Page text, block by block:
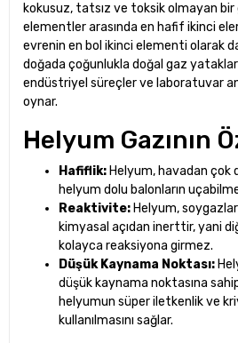
kokusuz, tatsız ve toksik olmayan bir
elementler arasında en hafif ikinci
evrenin en bol ikinci elementi olarak
doğada çoğunlukla doğal gaz
endüstriyel süreçler ve laboratuvar
oynar.
Helyum Gazının
Hafiflik: Helyum, havadan çok
helyum dolu balonların
Reaktivite: Helyum,
kimyasal açıdan inerttir, yani
kolayca reaksiyona girmez.
Düşük Kaynama Noktası:
düşük kaynama noktasına
helyumun süper iletkenlik ve
kullanılmasını sağlar.